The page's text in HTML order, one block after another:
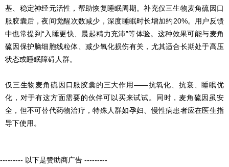
基、稳定神经元活性，帮助恢复睡眠周期。补充仅三生物麦角硫因口
服胶囊后，夜间觉醒次数减少，深度睡眠时长增加约20%。用户反馈
中也常提到“入睡更快、晨起精力充沛”等体验。这种效果可能与麦角
硫因保护脑细胞线粒体、减少氧化损伤有关，尤其适合长期处于高压
状态或睡眠障碍人群。
仅三生物麦角硫因口服胶囊的三大作用——抗氧化、抗衰、睡眠优
化，对于有这方面需要的伙伴可以买来试试。同时，麦角硫因虽安
全，但不可替代药物治疗，特殊人群如孕妇、慢性病患者应在医生指
导下使用。
--------- 以下是赞助商广告 ---------